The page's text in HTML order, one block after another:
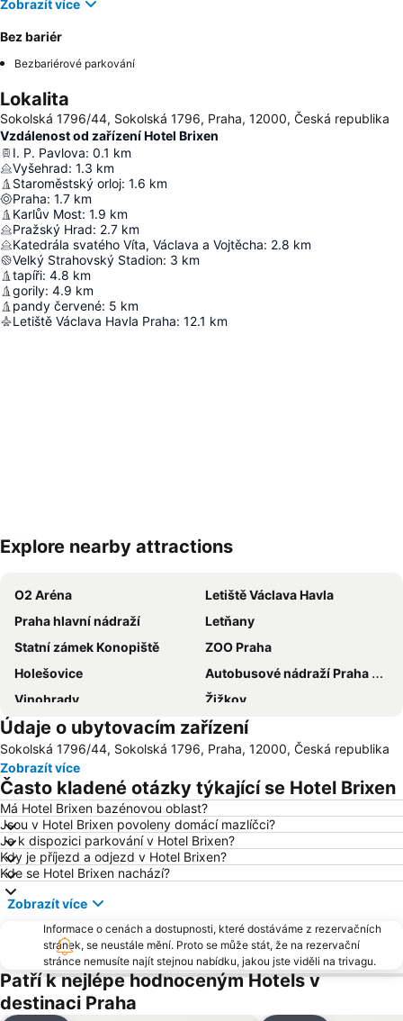
Zobrazít více
Bez bariér
Bezbariérové parkování
Lokalita
Sokolská 1796/44, Sokolská 1796, Praha, 12000, Česká republika
Vzdálenost od zařízení Hotel Brixen
I. P. Pavlova: 0.1 km
Vyšehrad: 1.3 km
Staroměstský orloj: 1.6 km
Praha: 1.7 km
Karlův Most: 1.9 km
Pražský Hrad: 2.7 km
Katedrála svatého Víta, Václava a Vojtěcha: 2.8 km
Velký Strahovský Stadion: 3 km
tapíři: 4.8 km
gorily: 4.9 km
pandy červené: 5 km
Letiště Václava Havla Praha: 12.1 km
Explore nearby attractions
O2 Aréna
Letiště Václava Havla
Praha hlavní nádraží
Letňany
Statní zámek Konopiště
ZOO Praha
Holešovice
Autobusové nádraží Praha Florenc
Vinohrady
Žižkov
Vršovice
Výstaviště Praha - Holešovice
Chodov
Smíchov
Václavské náměstí
Na Kampě
Horní Počernice
Aquapalace Praha
Televizní věž Žižkov
Dejvice
Hostivař
Zličín
Modřany
Old Town Square
Zbraslav
Suchdol
Stodůlky
Vyšehrad
Malá Strana
Stanice metra Anděl
Troja
Strašnice
Tančící dům
Údaje o ubytovacím zařízení
Sokolská 1796/44, Sokolská 1796, Praha, 12000, Česká republika
Zobrazít více
Často kladené otázky týkající se Hotel Brixen
Má Hotel Brixen bazénovou oblast?
Jsou v Hotel Brixen povoleny domácí mazlíčci?
Je k dispozici parkování v Hotel Brixen?
Kdy je příjezd a odjezd v Hotel Brixen?
Kde se Hotel Brixen nachází?
Zobrazít více
Informace o cenách a dostupnosti, které dostáváme z rezervačních
stránek, se neustále mění. Proto se může stát, že na rezervační
stránce nemusíte najít stejnou nabídku, jakou jste viděli na trivagu.
Patří k nejlépe hodnoceným Hotels v
destinaci Praha